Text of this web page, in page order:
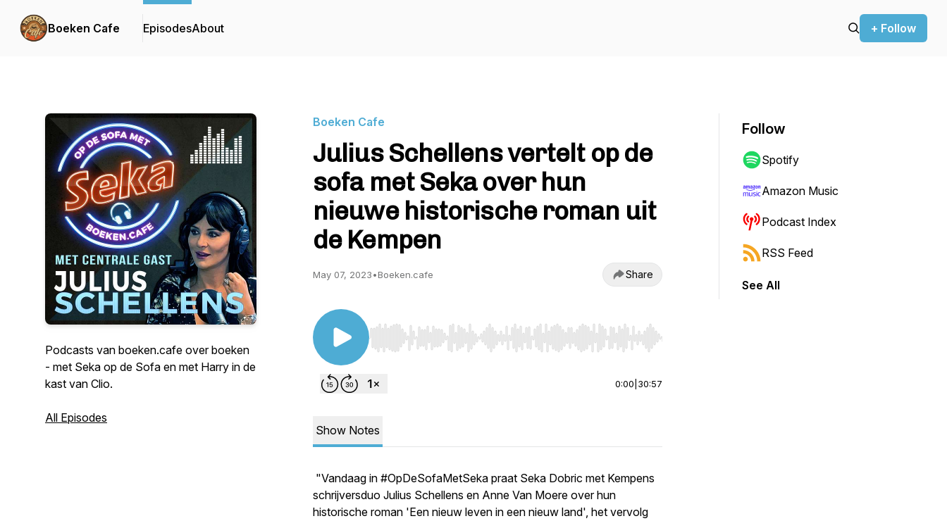
Boeken Cafe EpisodesAbout + Follow
Podcasts van boeken.cafe over boeken
- met Seka op de Sofa en met Harry in de
kast van Clio.
All Episodes
Boeken Cafe
Julius Schellens vertelt op de
sofa met Seka over hun
nieuwe historische roman uit
de Kempen
May 07, 2023•Boeken.cafe Share
Use Left/Right to seek, Home/End to jump to start or end. Hold shift to jump forward or backward.
0:00 30:57
Show Notes
"Vandaag in #OpDeSofaMetSeka praat Seka Dobric met Kempens
schrijversduo Julius Schellens en Anne Van Moere over hun
historische roman 'Een nieuw leven in een nieuw land', het vervolg
Follow
Spotify
Amazon Music
Podcast Index
RSS Feed
See All